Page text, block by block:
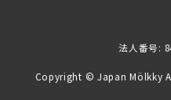
法人番号:
Copyright © Japan Mölkky